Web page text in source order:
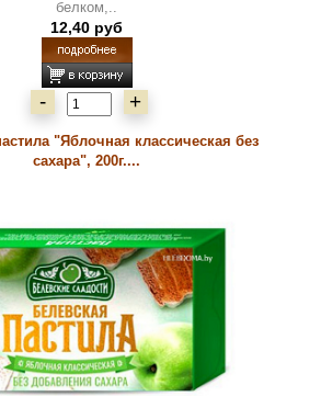
белком,..
12,40 руб
- +
"Яблочная классическая без
сахара", 200г....